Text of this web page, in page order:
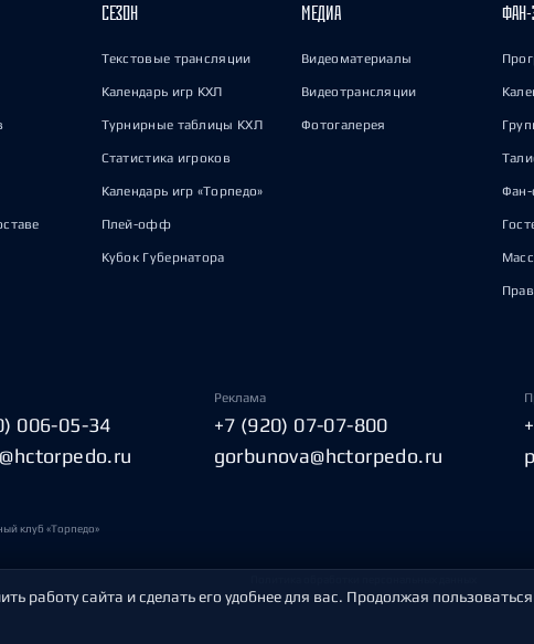
СЕЗОН
Текстовые трансляции
Календарь игр КХЛ
Турнирные таблицы КХЛ
Статистика игроков
Календарь игр «Торпедо»
Плей-офф
Кубок Губернатора
МЕДИА
Видеоматериалы
Видеотрансляции
Фотогалерея
ФАН-
Фан-
006-05-34
Реклама
+7 (920) 07-07-800
gorbunova@hctorpedo.ru
клуб «Торпедо»
работу сайта и сделать его удобнее для вас. Продолжая